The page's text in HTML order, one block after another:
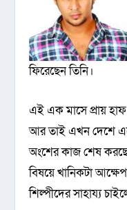
ফিরেছেন তিনি।
এই এক মাসে প্রায়
আর তাই এখন দেশে
অংশের কাজ শেষ
বিষয়ে খানিকটা
শিল্পীদের সাহায্য